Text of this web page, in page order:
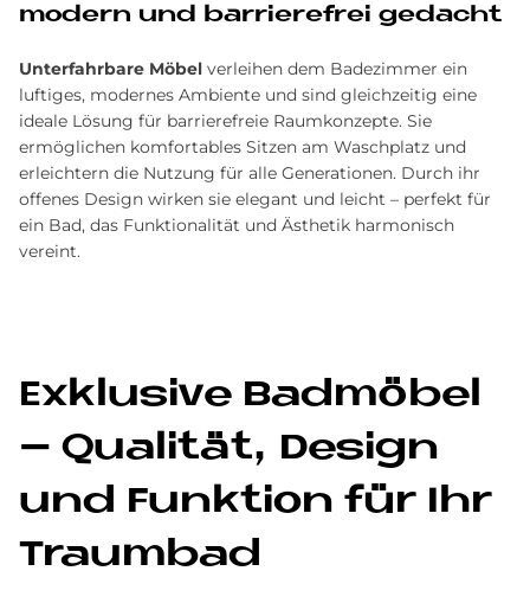
mo­dern und bar­rie­re­frei ge­dacht
Unterfahrbare Möbel verleihen dem Badezimmer ein
luftiges, modernes Ambiente und sind gleichzeitig eine
ideale Lösung für barrierefreie Raumkonzepte. Sie
ermöglichen komfortables Sitzen am Waschplatz und
erleichtern die Nutzung für alle Generationen. Durch ihr
offenes Design wirken sie elegant und leicht – perfekt für
ein Bad, das Funktionalität und Ästhetik harmonisch
vereint.
Ex­klu­si­ve Bad­mö­bel
– Qua­li­tät, De­sign
und Funk­ti­on für Ihr
Traum­bad